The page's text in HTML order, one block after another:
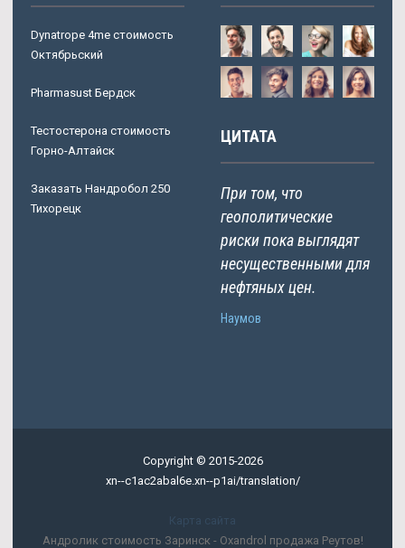
Dynatrope 4me стоимость
Октябрьский
Pharmasust Бердск
Тестостерона стоимость
Горно-Алтайск
Заказать Нандробол 250
Тихорецк
ЦИТАТА
При том, что
геополитические
риски пока выглядят
несущественными для
нефтяных цен.
Наумов
Copyright © 2015-2026
xn--c1ac2abal6e.xn--p1ai/translation/
Карта сайта
Андролик стоимость Заринск - Oxandrol продажа Реутов!